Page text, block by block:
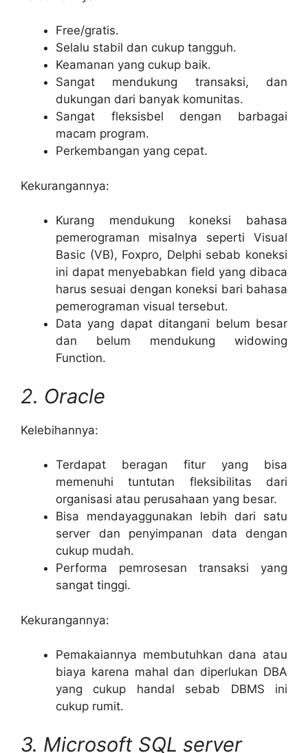
Free/gratis.
Selalu stabil dan cukup tangguh.
Keamanan yang cukup baik.
Sangat mendukung transaksi, dan
dukungan dari banyak komunitas.
Sangat fleksisbel dengan barbagai
macam program.
Perkembangan yang cepat.
Kekurangannya:
Kurang mendukung koneksi bahasa
pemerograman misalnya seperti Visual
Basic (VB), Foxpro, Delphi sebab koneksi
ini dapat menyebabkan field yang dibaca
harus sesuai dengan koneksi bari bahasa
pemerograman visual tersebut.
Data yang dapat ditangani belum besar
dan belum mendukung widowing
Function.
2. Oracle
Kelebihannya:
Terdapat beragan fitur yang bisa
memenuhi tuntutan fleksibilitas dari
organisasi atau perusahaan yang besar.
Bisa mendayaggunakan lebih dari satu
server dan penyimpanan data dengan
cukup mudah.
Performa pemrosesan transaksi yang
sangat tinggi.
Kekurangannya:
Pemakaiannya membutuhkan dana atau
biaya karena mahal dan diperlukan DBA
yang cukup handal sebab DBMS ini
cukup rumit.
3. Microsoft SQL server